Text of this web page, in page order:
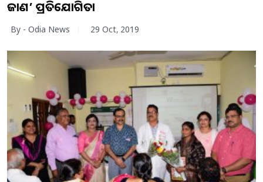
ଜାଣ’ ପ୍ରତିଯୋଗିତା
By - Odia News 29 Oct, 2019